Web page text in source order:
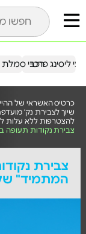
ליסינג פרטי
רכבי
כרטיס האשראי של
שיוך לצבירת נק'
להצטרפות ללא עלות
צבירת נקודות תעופה
צבירת
המתמיד"